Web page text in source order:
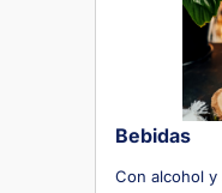
Bebidas
Con alcohol y